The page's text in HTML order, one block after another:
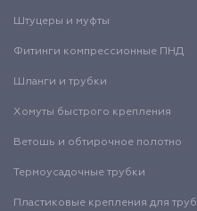
Штуцеры и муфты
Фитинги компрессионные ПНД
Шланги и трубки
Хомуты быстрого крепления
Ветошь и обтирочное полотно
Термоусадочные трубки
Пластиковые крепления для труб